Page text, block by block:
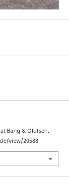
Bang & Olufsen.
view/20588